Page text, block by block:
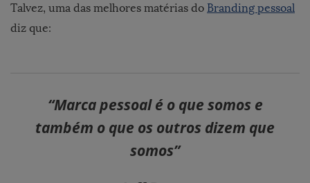
Talvez, uma das melhores matérias do Branding pessoal
diz que:
“Marca pessoal é o que somos e
também o que os outros dizem que
somos”